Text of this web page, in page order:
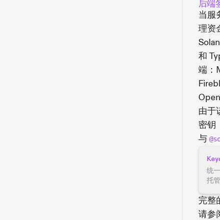
后端
当服
理资
和
端：
由于
密钥
与
统
托
完整
请参